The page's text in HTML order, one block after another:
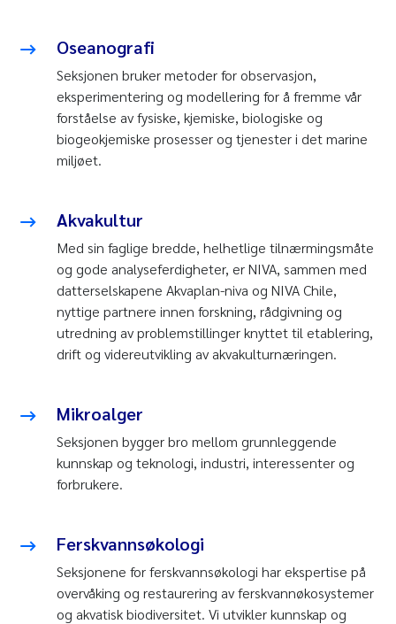
Oseanografi
Seksjonen bruker metoder for observasjon,
eksperimentering og modellering for å fremme vår
forståelse av fysiske, kjemiske, biologiske og
biogeokjemiske prosesser og tjenester i det marine
miljøet.
Akvakultur
Med sin faglige bredde, helhetlige tilnærmingsmåte
og gode analyseferdigheter, er NIVA, sammen med
datterselskapene Akvaplan-niva og NIVA Chile,
nyttige partnere innen forskning, rådgivning og
utredning av problemstillinger knyttet til etablering,
drift og videreutvikling av akvakulturnæringen.
Mikroalger
Seksjonen bygger bro mellom grunnleggende
kunnskap og teknologi, industri, interessenter og
forbrukere.
Ferskvannsøkologi
Seksjonene for ferskvannsøkologi har ekspertise på
overvåking og restaurering av ferskvannøkosystemer
og akvatisk biodiversitet. Vi utvikler kunnskap og